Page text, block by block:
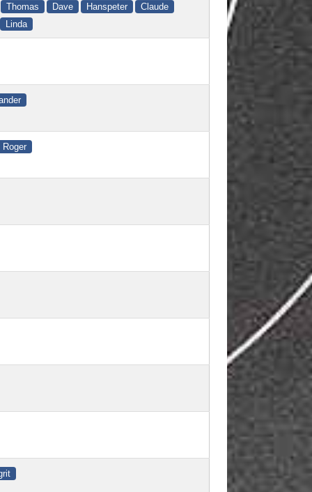
Thomas
Dave Hanspeter
Claude
Linda
Roger